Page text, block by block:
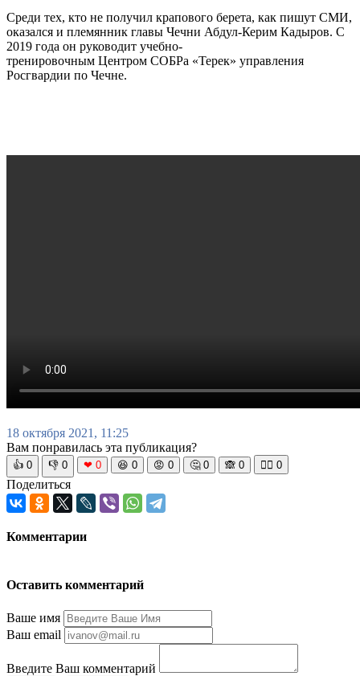
Среди тех, кто не получил крапового берета, как пишут СМИ,
оказался и племянник главы Чечни Абдул-Керим Кадыров. С
2019 года он руководит учебно-
тренировочным Центром СОБРа «Терек» управления
Росгвардии по Чечне.
18 октября 2021, 11:25
Вам понравилась эта публикация?
👍 0 👎 0 ❤ 0 😆 0 😡 0 🤔 0 🙈 0 🧘‍♀️ 0
Поделиться
Комментарии
Оставить комментарий
Ваше имя
Ваш email
Введите Ваш комментарий